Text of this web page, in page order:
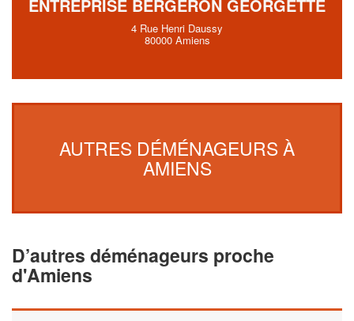
ENTREPRISE BERGERON GEORGETTE
4 Rue Henri Daussy
80000 Amiens
AUTRES DÉMÉNAGEURS À
AMIENS
D’autres déménageurs proche
d'Amiens